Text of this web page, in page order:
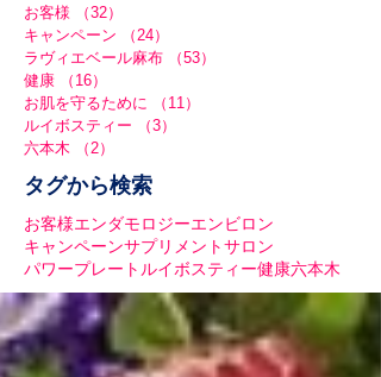
お客様
（32）
キャンペーン
（24）
ラヴィエベール麻布
（53）
健康
（16）
お肌を守るために
（11）
ルイボスティー
（3）
六本木
（2）
タグから検索
お客様エンダモロジーエンビロン
キャンペーンサプリメントサロン
パワープレート ルイボスティー健康六本木